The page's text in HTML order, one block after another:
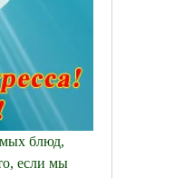
блюд,
если мы